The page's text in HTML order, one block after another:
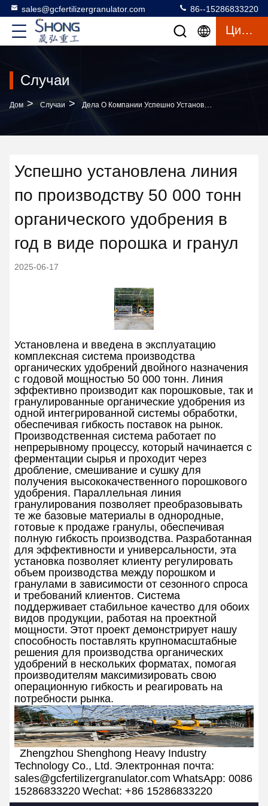
sales@gcfertilizergranulator.com 86--15286833220
Цитата
Случаи
Дом > Случаи > Дела О Компании Успешно Установлена Линия По Производству 50 000 Тонн Органического Удобрения В Год В Виде Порошка И Гранул
Успешно установлена линия
по производству 50 000 тонн
органического удобрения в
год в виде порошка и гранул
2025-06-17
Установлена и введена в эксплуатацию
комплексная система производства
органических удобрений двойного назначения
с годовой мощностью 50 000 тонн. Линия
эффективно производит как порошковые, так и
гранулированные органические удобрения из
одной интегрированной системы обработки,
обеспечивая гибкость поставок на рынок.
Производственная система работает по
непрерывному процессу, который начинается с
ферментации сырья и проходит через
дробление, смешивание и сушку для
получения высококачественного порошкового
удобрения. Параллельная линия
гранулирования позволяет преобразовывать
те же базовые материалы в однородные,
готовые к продаже гранулы, обеспечивая
полную гибкость производства. Разработанная
для эффективности и универсальности, эта
установка позволяет клиенту регулировать
объем производства между порошком и
гранулами в зависимости от сезонного спроса
и требований клиентов. Система
поддерживает стабильное качество для обоих
видов продукции, работая на проектной
мощности. Этот проект демонстрирует нашу
способность поставлять крупномасштабные
решения для производства органических
удобрений в нескольких форматах, помогая
производителям максимизировать свою
операционную гибкость и реагировать на
потребности рынка.
Zhengzhou Shenghong Heavy Industry
Technology Co., Ltd. Электронная почта:
sales@gcfertilizergranulator.com WhatsApp: 0086
15286833220 Wechat: +86 15286833220